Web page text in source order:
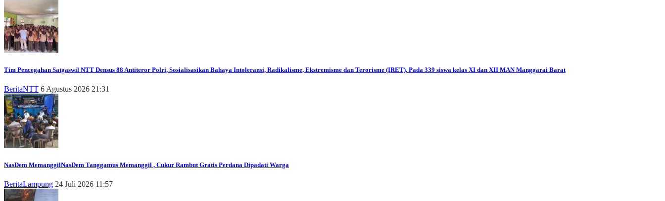
Tim Pencegahan Satgaswil NTT Densus 88 Antiteror Polri, Sosialisasikan Bahaya Intoleransi, Radikalisme, Ekstremisme dan Terorisme (IRET), Pada 339 siswa kelas XI dan XII MAN Manggarai Barat
BeritaNTT 6 Agustus 2026 21:31
NasDem MemanggilNasDem Tanggamus Memanggil , Cukur Rambut Gratis Perdana Dipadati Warga
BeritaLampung 24 Juli 2026 11:57